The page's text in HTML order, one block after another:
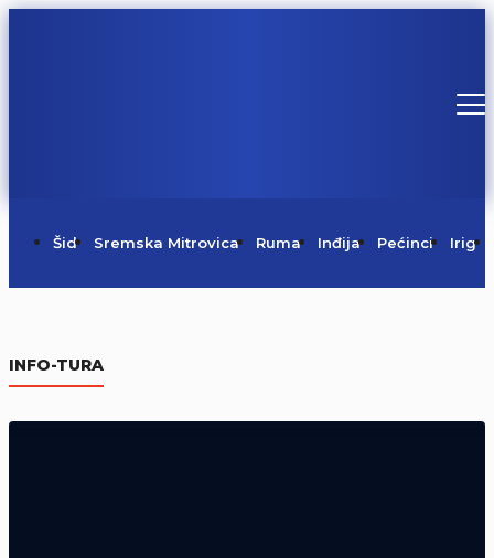
Šid Sremska Mitrovica Ruma Inđija Pećinci Irig
INFO-TURA
Grada Sremska Mitrovica (Video)